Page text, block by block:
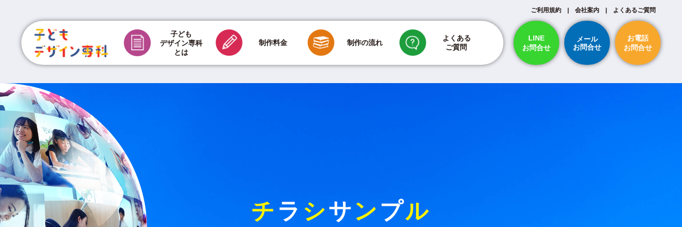
ご利用規約|会社案内| よくあるご質問
子ども
デザイン専科
とは
制作料金
チラシ制作費 印刷のみの場合 新聞折込代金
制作の流れ
よくある
ご質問
LINE
お問合せ
メール
お問合せ
お電話
お問合せ
チ ラ シサン プル